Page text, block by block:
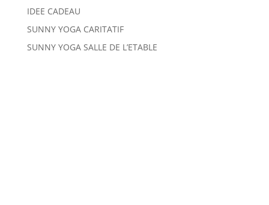
IDEE CADEAU
SUNNY YOGA CARITATIF
SUNNY YOGA SALLE DE L’ETABLE